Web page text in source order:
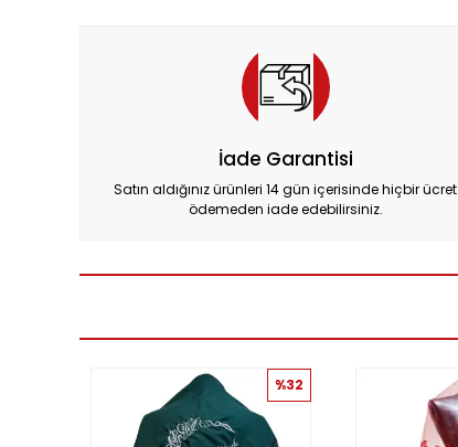
İade Garantisi
Satın aldığınız ürünleri 14 gün içerisinde hiçbir ücret
ödemeden iade edebilirsiniz.
%32